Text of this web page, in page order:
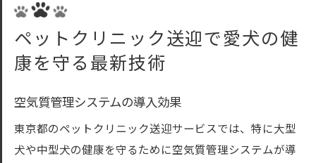
ペットクリニック送迎で愛犬の健
康を守る最新技術
空気質管理システムの導入効果
東京都のペットクリニック送迎サービスでは、特に大型
犬や中型犬の健康を守るために空気質管理システムが導